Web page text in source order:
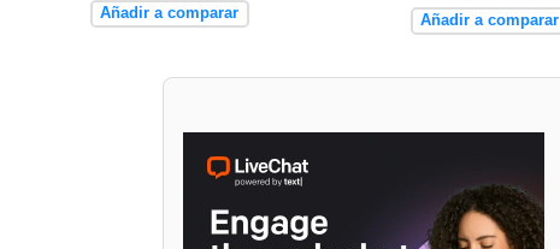
Añadir a comparar Añadir a comparar